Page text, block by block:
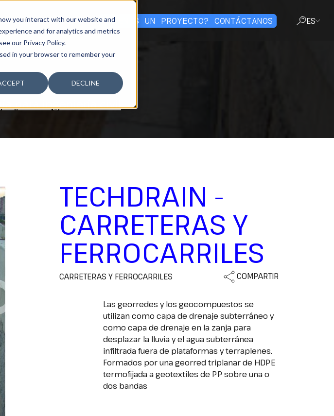
you interact with our website and
and for analytics and metrics
our Privacy Policy.
in your browser to remember your
DECLINE
TALENTO ¿TIENES UN PROYECTO? CONTÁCTANOS ES
para ingeniería civil
TECHDRAIN -
CARRETERAS Y
FERROCARRILES
CARRETERAS Y FERROCARRILES COMPARTIR
Las georredes y los geocompuestos se
utilizan como capa de drenaje subterráneo y
como capa de drenaje en la zanja para
desplazar la lluvia y el agua subterránea
infiltrada fuera de plataformas y terraplenes.
Formados por una georred triplanar de HDPE
termofijada a geotextiles de PP sobre una o
dos bandas